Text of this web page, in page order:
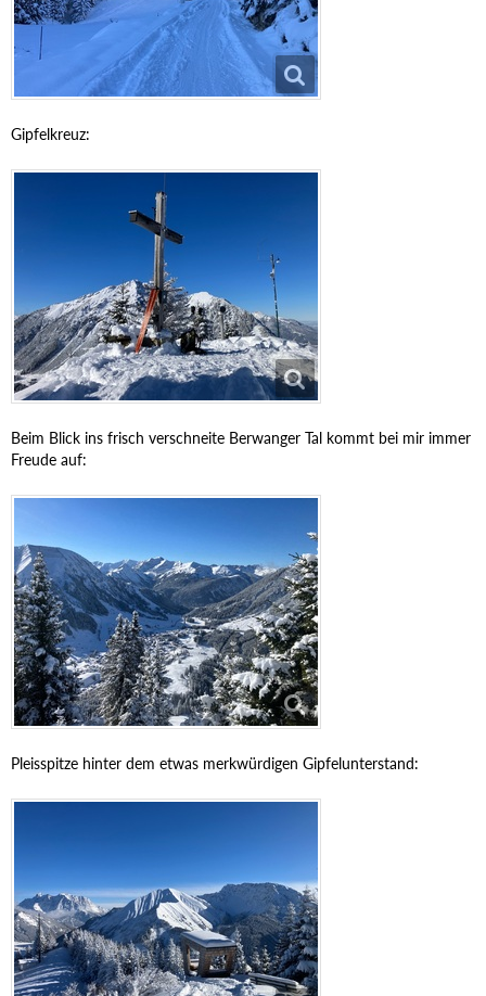
Gipfelkreuz:
Beim Blick ins frisch verschneite Berwanger Tal kommt bei mir immer
Freude auf:
Pleisspitze hinter dem etwas merkwürdigen Gipfelunterstand: